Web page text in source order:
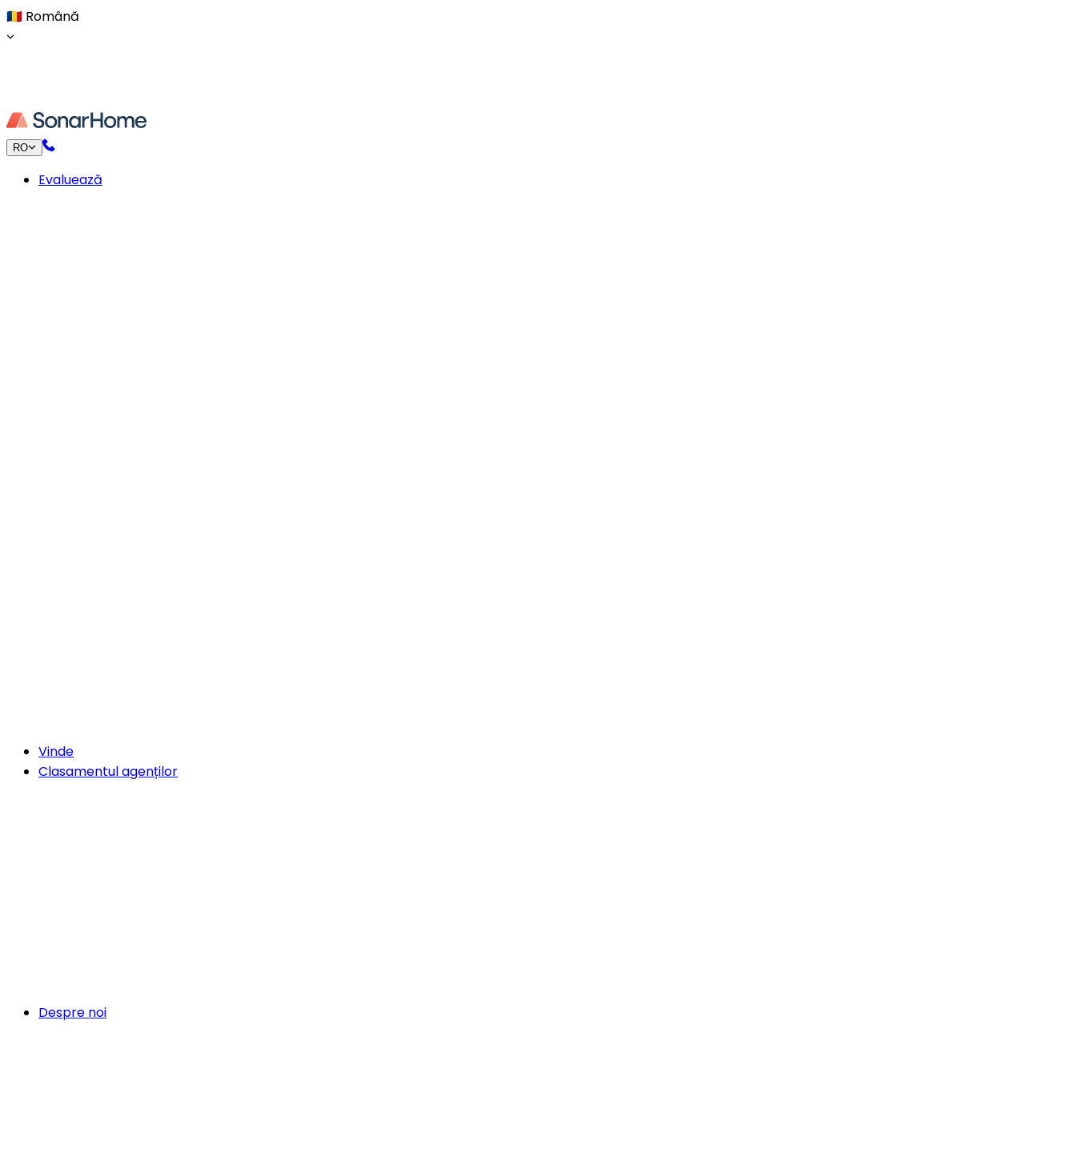
🇷🇴 Română
RO
Evaluează
Vinde
Clasamentul agenților
Despre noi